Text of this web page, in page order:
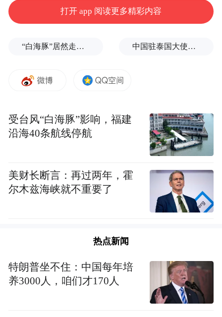
5月10日，2024中国厦门国际佛事用品（春
季）展览会在在厦门国际会展中心盛大启
幕。展会汇集1400余家优质企业，超过20大
佛禅盛会的庄严殊胜。
是一场文化的盛宴。在这里，佛教文化得以
传承和发扬，人们可以感受到佛教的博大精
深。这里所包含的内容非常广泛，即使只是
逛逛，也能开阔眼界，学到很多新领域的知
识。此次厦门佛事展呈现了哪些亮点，让我
2024年，厦门佛事用品展持续焕新行业格
局，全域推新推优，升级展会服务，呈现一
打开 app 阅读更多精彩内容
“白海豚”居然走出了古怪路径 中国驻泰国大使馆发布关于中国公民来泰国参加文体活动的提醒
受台风“白海豚”影响，福建
沿海40条航线停航
美财长断言：再过两年，霍
尔木兹海峡就不重要了
热点新闻
特朗普坐不住：中国每年培
养3000人，咱们才170人